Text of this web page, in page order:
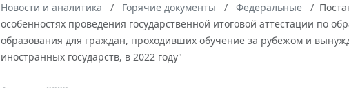
Новости и аналитика Горячие документы Федеральные
особенностях проведения государственной итоговой аттестации по
образования для граждан, проходивших обучение за рубежом и
иностранных государств, в 2022 году"